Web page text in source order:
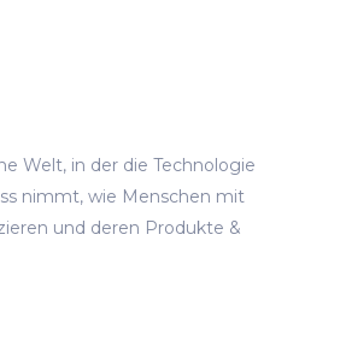
Welt, in der die Technologie
nimmt, wie Menschen mit
und deren Produkte &